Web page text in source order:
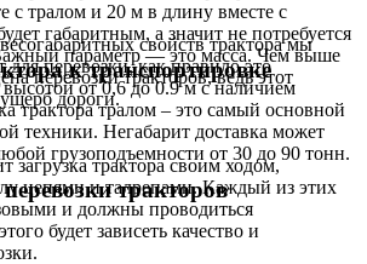
с тралом и 20 м в длину вместе с
габаритным, а значит не потребуется
параметр — это масса. Чем выше
перевозки тракторов, ведь этот
дороги.
свойств трактора мы
перевозки, как правило это
от 0,6 до 0.9 м с наличием
трактора тралом – это самый основной
техники. Негабарит доставка может
грузоподъемности от 30 до 90 тонн.
к транспортировке
загрузка трактора своим ходом,
цепями и талрепами. Каждый из этих
и должны проводиться
будет зависеть качество и
тракторов